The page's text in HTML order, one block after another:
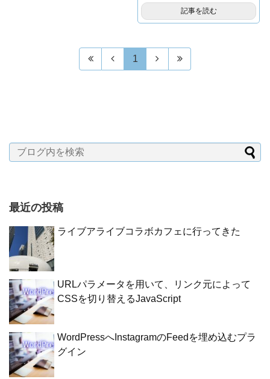
記事を読む
1
最近の投稿
ライブアライブコラボカフェに行ってきた
URLパラメータを用いて、リンク元によって
CSSを切り替えるJavaScript
WordPressへInstagramのFeedを埋め込むプラ
グイン